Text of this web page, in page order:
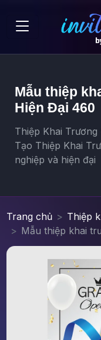
Mẫu thiệp
Hiện Đại 460
Thiệp Khai
Tạo Thiệp Khai
nghiệp và hiện đại
Trang chủ
Thiệp
Mẫu thiệp khai